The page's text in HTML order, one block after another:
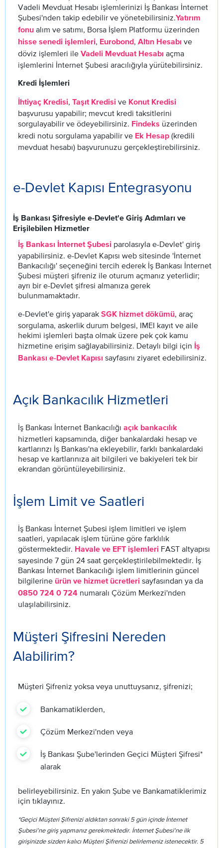
Vadeli Mevduat Hesabı işlemlerinizi İş Bankası İnternet
Şubesi'nden takip edebilir ve yönetebilirsiniz.Yatırım
fonu alım ve satımı, Borsa İşlem Platformu üzerinden
hisse senedi işlemleri, Eurobond, Altın Hesabı ve
döviz işlemleri ile Vadeli Mevduat Hesabı açma
işlemlerini İnternet Şubesi aracılığıyla yürütebilirsiniz.
Kredi İşlemleri
İhtiyaç Kredisi, Taşıt Kredisi ve Konut Kredisi
başvurusu yapabilir; mevcut kredi taksitlerini
sorgulayabilir ve ödeyebilirsiniz. Findeks üzerinden
kredi notu sorgulama yapabilir ve Ek Hesap (kredili
mevduat hesabı) başvurunuzu gerçekleştirebilirsiniz.
e-Devlet Kapısı Entegrasyonu
İş Bankası Şifresiyle e-Devlet'e Giriş Adımları ve
Erişilebilen Hizmetler
İş Bankası İnternet Şubesi parolasıyla e-Devlet' giriş
yapabilirsiniz. e-Devlet Kapısı web sitesinde 'İnternet
Bankacılığı' seçeneğini tercih ederek İş Bankası İnternet
Şubesi müşteri şifreniz ile oturum açmanız yeterlidir;
ayrı bir e-Devlet şifresi almanıza gerek
bulunmamaktadır.
e-Devlet'e giriş yaparak SGK hizmet dökümü, araç
sorgulama, askerlik durum belgesi, IMEI kayıt ve aile
hekimi işlemleri başta olmak üzere pek çok kamu
hizmetine erişim sağlayabilirsiniz. Detaylı bilgi için İş
Bankası e-Devlet Kapısı sayfasını ziyaret edebilirsiniz.
Açık Bankacılık Hizmetleri
İş Bankası İnternet Bankacılığı açık bankacılık
hizmetleri kapsamında, diğer bankalardaki hesap ve
kartlarınzı İş Bankası'na ekleyebilir, farklı bankalardaki
hesap ve kartlarınıza ait bilgileri ve bakiyeleri tek bir
ekrandan görüntüleyebilirsiniz.
İşlem Limit ve Saatleri
İş Bankası İnternet Şubesi işlem limitleri ve işlem
saatleri, yapılacak işlem türüne göre farklılık
göstermektedir. Havale ve EFT işlemleri FAST altyapısı
sayesinde 7 gün 24 saat gerçekleştirilebilmektedir. İş
Bankası İnternet Bankacılığı işlem limitlerinin güncel
bilgilerine ürün ve hizmet ücretleri sayfasından ya da
0850 724 0 724 numaralı Çözüm Merkezi'nden
ulaşılabilirsiniz.
Müşteri Şifresini Nereden
Alabilirim?
Müşteri Şifreniz yoksa veya unuttuysanız, şifrenizi;
Bankamatiklerden,
Çözüm Merkezi'nden veya
İş Bankası Şube'lerinden Geçici Müşteri Şifresi*
alarak
belirleyebilirsiniz. En yakın Şube ve Bankamatiklerimiz
için tıklayınız.
*Geçici Müşteri Şifrenizi aldıktan sonraki 5 gün içinde İnternet
Şubesi'ne giriş yapmanız gerekmektedir. İnternet Şubesi'ne ilk
girişinizde sizden kalıcı Müşteri Şifrenizi belirlemeniz istenecektir. 5